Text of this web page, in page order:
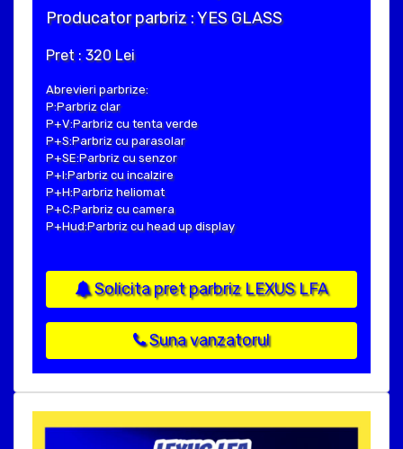
Producator parbriz : YES GLASS
Pret : 320 Lei
Abrevieri parbrize:
P:Parbriz clar
P+V:Parbriz cu tenta verde
P+S:Parbriz cu parasolar
P+SE:Parbriz cu senzor
P+I:Parbriz cu incalzire
P+H:Parbriz heliomat
P+C:Parbriz cu camera
P+Hud:Parbriz cu head up display
Solicita pret parbriz LEXUS LFA
Suna vanzatorul